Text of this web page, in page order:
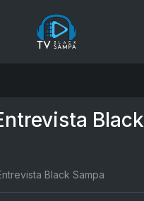
Black
Black Sampa